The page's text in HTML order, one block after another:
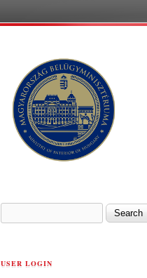
SEARCH FORM
USER LOGIN